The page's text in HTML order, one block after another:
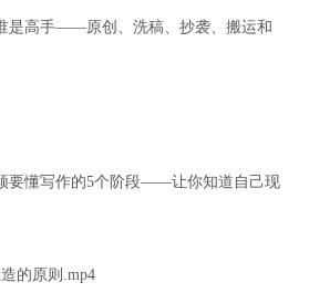
是高手——原创、洗稿、抄袭、搬运和
要懂写作的5个阶段——让你知道自己现
的原则.mp4